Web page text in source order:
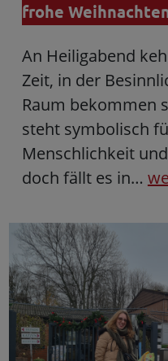
frohe
An Heiligabend
Zeit, in der
Raum bekommen
steht symbolisch
Menschlichkeit
doch fällt es in…